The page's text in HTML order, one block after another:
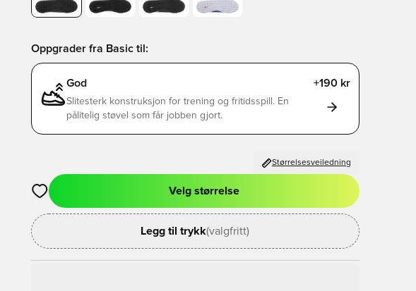
Oppgrader fra Basic til:
God +190 kr
Slitesterk konstruksjon for trening og fritidsspill. En
pålitelig støvel som får jobben gjort.
Størrelsesveiledning
Åpner en Modal for å logge inn eller registrere deg som medlem
Velg størrelse
Legg til trykk(valgfritt)